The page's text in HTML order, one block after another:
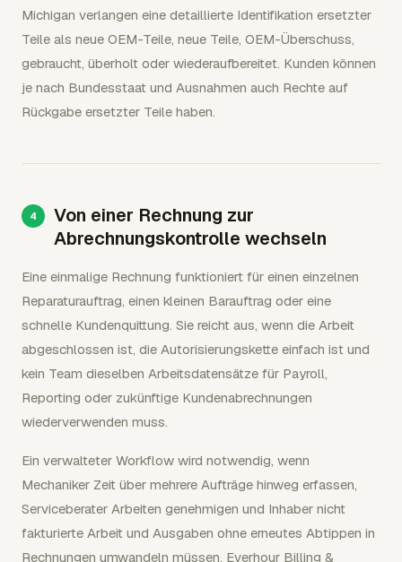
Michigan verlangen eine detaillierte Identifikation ersetzter
Teile als neue OEM-Teile, neue Teile, OEM-Überschuss,
gebraucht, überholt oder wiederaufbereitet. Kunden können
je nach Bundesstaat und Ausnahmen auch Rechte auf
Rückgabe ersetzter Teile haben.
Von einer Rechnung zur
Abrechnungskontrolle wechseln
Eine einmalige Rechnung funktioniert für einen einzelnen
Reparaturauftrag, einen kleinen Barauftrag oder eine
schnelle Kundenquittung. Sie reicht aus, wenn die Arbeit
abgeschlossen ist, die Autorisierungskette einfach ist und
kein Team dieselben Arbeitsdatensätze für Payroll,
Reporting oder zukünftige Kundenabrechnungen
wiederverwenden muss.
Ein verwalteter Workflow wird notwendig, wenn
Mechaniker Zeit über mehrere Aufträge hinweg erfassen,
Serviceberater Arbeiten genehmigen und Inhaber nicht
fakturierte Arbeit und Ausgaben ohne erneutes Abtippen in
Rechnungen umwandeln müssen. Everhour Billing &